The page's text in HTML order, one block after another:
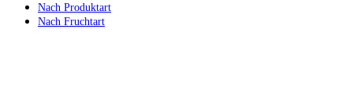
Nach Produktart
Nach Fruchtart